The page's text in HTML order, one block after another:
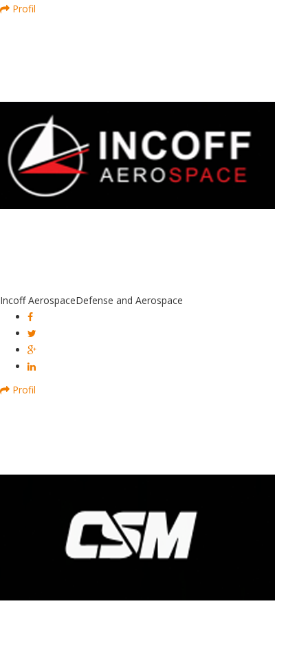
Profil
Incoff AerospaceDefense and Aerospace
Profil